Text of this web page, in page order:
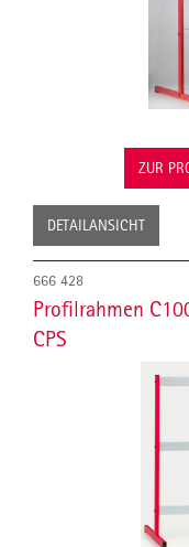
ZUR
DETAILANSICHT
666 428
Profilrahmen
CPS